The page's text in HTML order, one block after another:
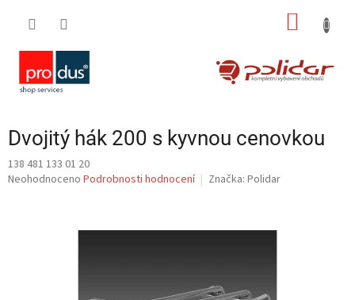
Dvojitý hák 200 s kyvnou cenovkou
138 481 133 01 20
Průměrné
Neohodnoceno Podrobnosti hodnocení Značka: Polidar